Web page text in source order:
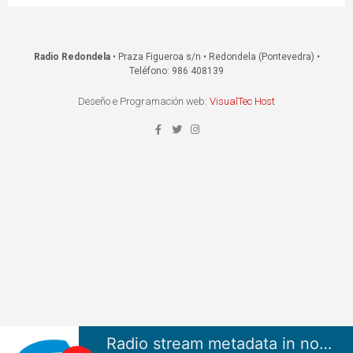
Radio Redondela• Praza Figueroa s/n • Redondela (Pontevedra) •
Teléfono: 986 408139
Deseño e Programación web: VisualTec Host
Radio stream metadata in not available.